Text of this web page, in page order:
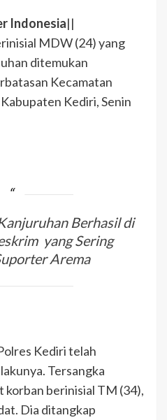
Indonesia||
MDW (24) yang
ditemukan
Kecamatan
Kediri, Senin
Berhasil di
yang Sering
Arema
Kediri telah
Tersangka
korban berinisial TM (34),
Dia ditangkap